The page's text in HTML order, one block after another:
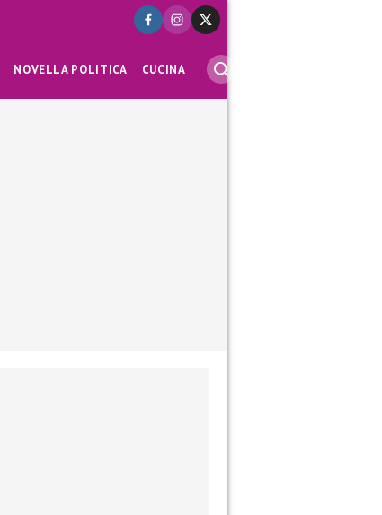
NOVELLA POLITICA CUCINA